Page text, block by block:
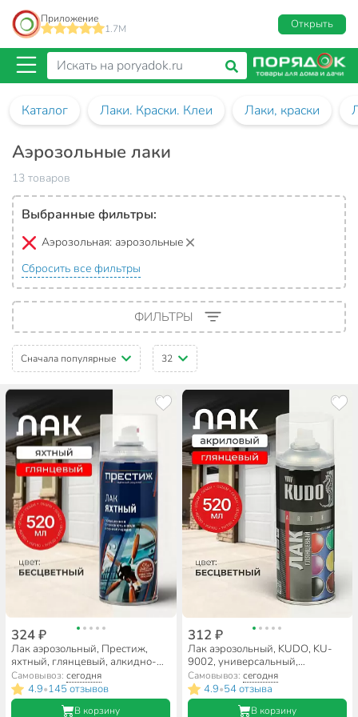
Приложение
1.7M
Открыть
Каталог Лаки. Краски. Клеи Лаки, краски
Аэрозольные лаки
13 товаров
Выбранные фильтры:
Аэрозольная: аэрозольные
Сбросить все фильтры
ФИЛЬТРЫ
Сначала популярные 32
324 ₽
Лак аэрозольный, Престиж,
яхтный, глянцевый, алкидно-
уретановый, для внутренних и
наружных работ, 0.52 л
Самовывоз:сегодня
4.9•145 отзывов
В корзину
312 ₽
Лак аэрозольный, KUDO, KU-
9002, универсальный,
глянцевый, акриловый, для
внутренних и наружных работ,
0.52 л
Самовывоз: сегодня
4.9•54 отзыва
В корзину